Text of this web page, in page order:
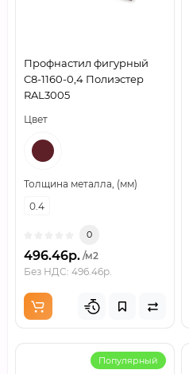
Профнастил фигурный
C8-1160-0,4 Полиэстер
RAL3005
Цвет
Толщина металла, (мм)
0.4
0
496.46р. /м2
Без НДС: 496.46р.
Популярный